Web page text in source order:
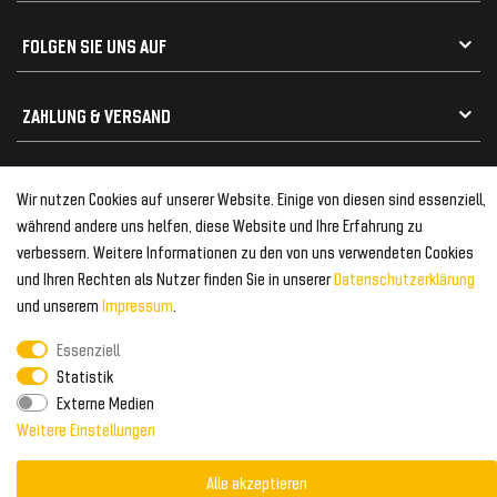
Wir nutzen Cookies auf unserer Website. Einige von diesen sind essenziell,
während andere uns helfen, diese Website und Ihre Erfahrung zu
verbessern. Weitere Informationen zu den von uns verwendeten Cookies
und Ihren Rechten als Nutzer finden Sie in unsererDaten­schutz­erklärung
und unserem Impressum.
Essenziell
Statistik
Externe Medien
Weitere Einstellungen
Alle akzeptieren
Geeignet für Audi
Kühlergrill
Rückleuchten
FOLGEN SIE UNS AUF
ZAHLUNG & VERSAND
Zahlungsanbieter
Versand & Zahlung
WELTWEITER VERSAND
© 2026 Tuning Fanatics Powered by